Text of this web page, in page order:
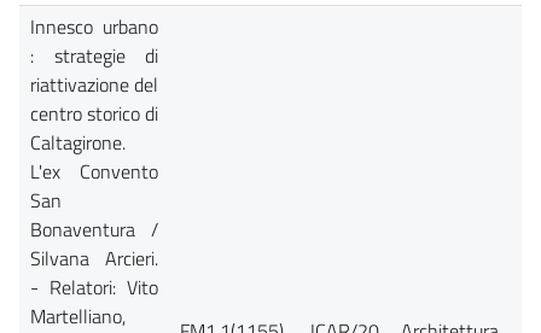
Innesco urbano
: strategie di
riattivazione del
centro storico di
Caltagirone.
L'ex Convento
San
Bonaventura /
Silvana Arcieri.
- Relatori: Vito
Martelliano,